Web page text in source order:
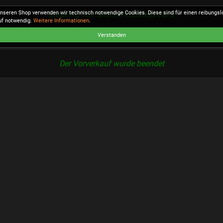
Breaking The Silence-Rockfest Vol.8
Der Vorverkauf wurde beendet
Shop verwenden wir technisch notwendige Cookies. Diese sind für einen
notwendig. Weitere Informationen.
Verstanden